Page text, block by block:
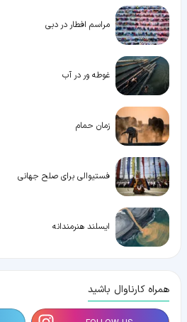
مراسم افطار در دبی
غوطه ور در آب
زمان حمام
فستیوالی برای صلح جهانی
ایسلند هنرمندانه
همراه کارناوال باشید